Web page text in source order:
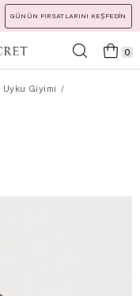
GÜNÜN FIRSATLARINI KEŞFEDİN
0
Uyku Giyimi